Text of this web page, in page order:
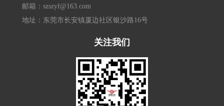
邮箱：szszyf@163.com
地址：东莞市长安镇厦边社区银沙路16号
关注我们